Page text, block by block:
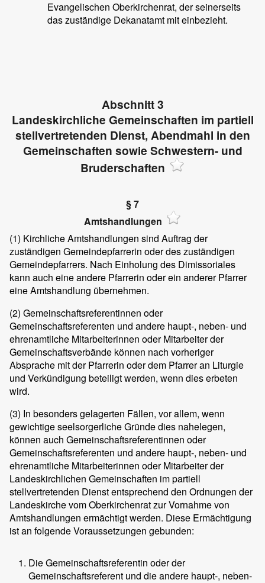
Evangelischen Oberkirchenrat, der seinerseits
das zuständige Dekanatamt mit einbezieht.
Abschnitt 3
Landeskirchliche Gemeinschaften im partiell
stellvertretenden Dienst, Abendmahl in den
Gemeinschaften sowie Schwestern- und
Bruderschaften
§ 7
Amtshandlungen
(1) Kirchliche Amtshandlungen sind Auftrag der
zuständigen Gemeindepfarrerin oder des zuständigen
Gemeindepfarrers. Nach Einholung des Dimissoriales
kann auch eine andere Pfarrerin oder ein anderer Pfarrer
eine Amtshandlung übernehmen.
(2) Gemeinschaftsreferentinnen oder
Gemeinschaftsreferenten und andere haupt-, neben- und
ehrenamtliche Mitarbeiterinnen oder Mitarbeiter der
Gemeinschaftsverbände können nach vorheriger
Absprache mit der Pfarrerin oder dem Pfarrer an Liturgie
und Verkündigung beteiligt werden, wenn dies erbeten
wird.
(3) In besonders gelagerten Fällen, vor allem, wenn
gewichtige seelsorgerliche Gründe dies nahelegen,
können auch Gemeinschaftsreferentinnen oder
Gemeinschaftsreferenten und andere haupt-, neben- und
ehrenamtliche Mitarbeiterinnen oder Mitarbeiter der
Landeskirchlichen Gemeinschaften im partiell
stellvertretenden Dienst entsprechend den Ordnungen der
Landeskirche vom Oberkirchenrat zur Vornahme von
Amtshandlungen ermächtigt werden. Diese Ermächtigung
ist an folgende Voraussetzungen gebunden:
Die Gemeinschaftsreferentin oder der
Gemeinschaftsreferent und die andere haupt-, neben-